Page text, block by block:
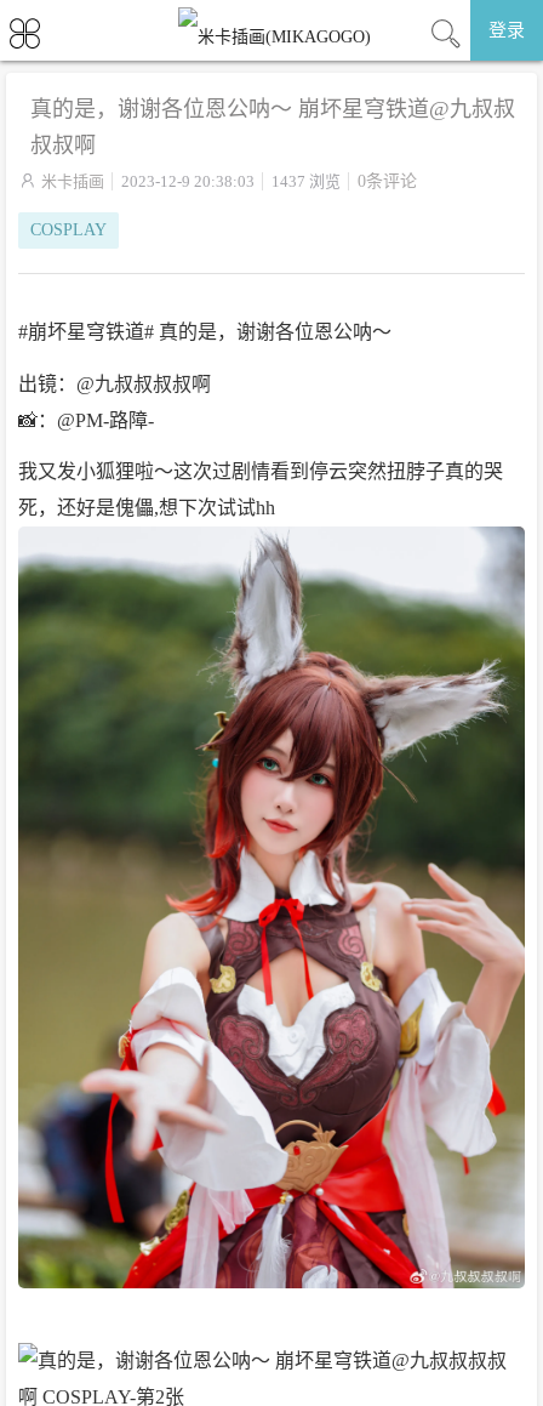
登录
真的是，谢谢各位恩公呐～ 崩坏星穹铁道@九叔叔
叔叔啊
 米卡插画 2023-12-9 20:38:03 1437 浏览 0条评论
COSPLAY
#崩坏星穹铁道# 真的是，谢谢各位恩公呐～
出镜：@九叔叔叔叔啊
📸：@PM-路障-
我又发小狐狸啦～这次过剧情看到停云突然扭脖子真的哭
死，还好是傀儡,想下次试试hh